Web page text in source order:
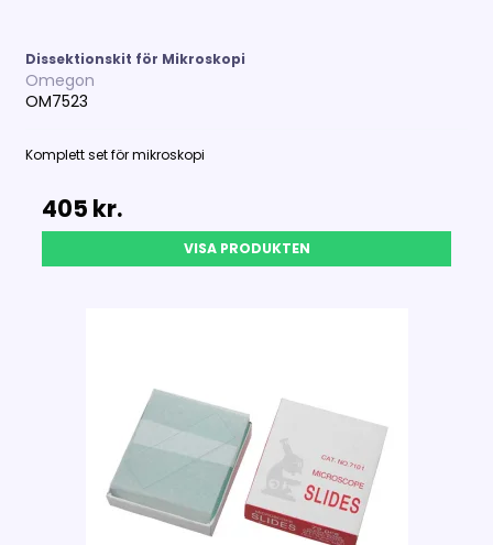
Dissektionskit för Mikroskopi
Omegon
OM7523
Komplett set för mikroskopi
405 kr.
VISA PRODUKTEN